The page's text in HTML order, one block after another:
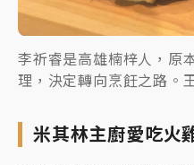
李祈睿是高雄楠梓人，原
理，決定轉向烹飪之路。
米其林主廚愛吃火